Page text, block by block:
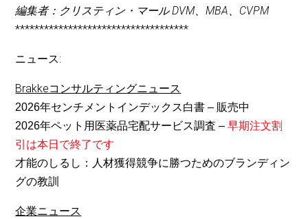
編集者：クリスティン・マール DVM、MBA、CVPM
************************************
ニュース:
Brakkeコンサルティングニュース
2026年センチメントインデックス白書 – 販売中
2026年ペット用医薬品宅配サービス調査 –早期注文割
引は本日で終了です
才能のしるし：人材獲得競争に勝つためのブランディン
グの教訓
企業ニュース